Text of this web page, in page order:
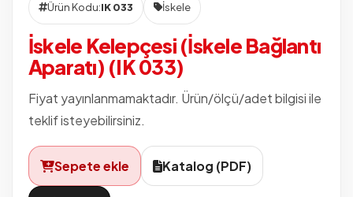
Ürün Kodu:IK 033 İskele
İskele Kelepçesi (İskele Bağlantı
Aparatı) (IK 033)
Fiyat yayınlanmamaktadır. Ürün/ölçü/adet bilgisi ile
teklif isteyebilirsiniz.
Sepete ekle Katalog (PDF)